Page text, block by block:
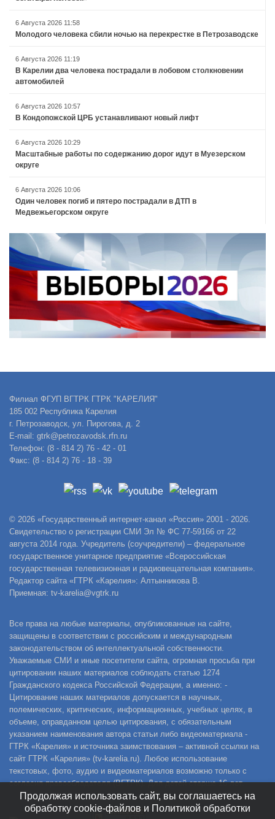
6 Августа 2026 11:58
Молодого человека сбили ночью на перекрестке в Петрозаводске
6 Августа 2026 11:19
В Карелии два человека пострадали в лобовом столкновении
автомобилей
6 Августа 2026 10:57
В Кондопожской ЦРБ устанавливают новый лифт
6 Августа 2026 10:29
Масштабные работы по содержанию дорог идут в Муезерском
округе
6 Августа 2026 10:06
Один человек погиб и пятеро пострадали в ДТП в
Медвежьегорском округе
Филиал ФГУП ВГТРК ГТРК "КАРЕЛИЯ"
185 002 Республика Карелия
г. Петрозаводск, ул. Пирогова, д. 2
E-mail: gtrk@petrozavodsk.rfn.ru
Телефон: (8 - 814 2) 76 - 42 - 01
Факс: (8 - 814 2) 76 - 18 - 39
© 2026 «Государственный интернет-канал «Россия» 2001 - 2026.
Свидетельство о регистрации СМИ Эл № ФС 77-59166 от 22
августа 2014 года. Учредитель (соучредители) – федеральное
государственное унитарное предприятие «Всероссийская
государственная телевизионная и радиовещательная компания».
Редактор сайта «ГТРК «Карелия»: Алтынникова В.
Приемная: tv-karelia@vgtrk.ru
Все права на любые материалы, опубликованные на сайте,
защищены в соответствии с российским и международным
законодательством об интеллектуальной собственности.
Уважаемые СМИ и иные посетители сайта, огромная просьба при
цитировании наших материалов соблюдать статью 1274
Гражданского кодекса Российской Федерации, а именно: -
Цитирование наших материалов допускается в научных,
полемических, критических, информационных, учебных целях, в
объеме, оправданном целью цитирования, с обязательным
указанием наименования автора статьи либо видеоматериала -
ГТРК «Карелия» и источника заимствования – активной ссылки на
сайт ГТРК «Карелия» (tv-karelia.ru). Любое использование
текстовых, фото, аудио и видеоматериалов возможно только с
согласия правообладателя (ВГТРК). Для детей старше 16 лет.
Продолжая использовать сайт, вы соглашаетесь на
обработку cookie-файлов и Политикой обработки